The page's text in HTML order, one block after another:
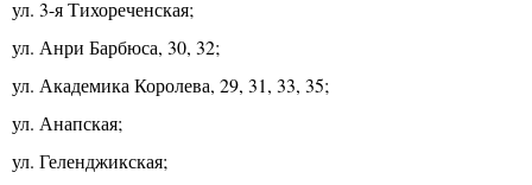
ул. 3-я Тихореченская;
ул. Анри Барбюса, 30, 32;
ул. Академика Королева, 29, 31, 33, 35;
ул. Анапская;
ул. Геленджикская;